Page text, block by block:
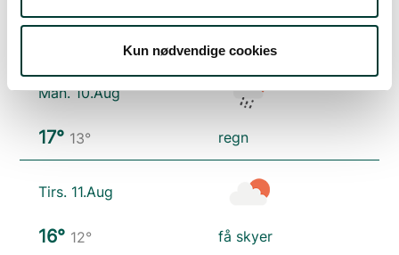
Kun nødvendige cookies
Man. 10.Aug
17° 13° regn
Tirs. 11.Aug
16° 12° få skyer